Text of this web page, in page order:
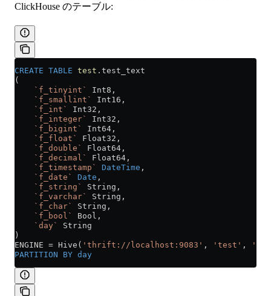
ClickHouse のテーブル:
CREATE TABLE test .test_text
(
    `f_tinyint`
Int8,
    `f_smallint`
Int16,
    `f_int`
Int32,
    `f_integer`
Int32,
    `f_bigint`
Int64,
    `f_float`
Float32,
    `f_double`
Float64,
    `f_decimal`
Float64,
    `f_timestamp`
DateTime ,
    `f_date`
Date ,
    `f_string`
String,
    `f_varchar`
String,
    `f_char`
String,
    `f_bool`
Bool,
    `day`
String
)
ENGINE = Hive( 'thrift://localhost:9083' , 'test' ,
PARTITION BY day